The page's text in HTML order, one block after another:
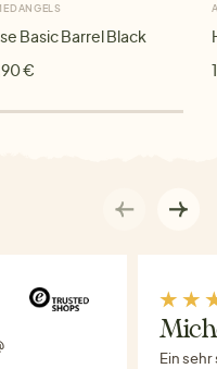
Basic Barrel Black
€
Ein